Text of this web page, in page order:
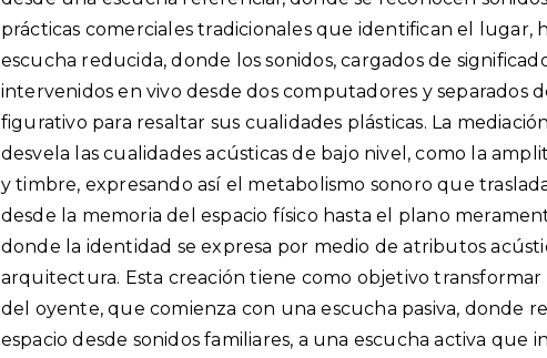
prácticas comerciales tradicionales que identifican el lugar,
escucha reducida, donde los sonidos, cargados de
intervenidos en vivo desde dos computadores y separados
figurativo para resaltar sus cualidades plásticas. La
desvela las cualidades acústicas de bajo nivel, como la
y timbre, expresando así el metabolismo sonoro que
desde la memoria del espacio físico hasta el plano
donde la identidad se expresa por medio de atributos
arquitectura. Esta creación tiene como objetivo transformar
del oyente, que comienza con una escucha pasiva, donde
espacio desde sonidos familiares, a una escucha activa que